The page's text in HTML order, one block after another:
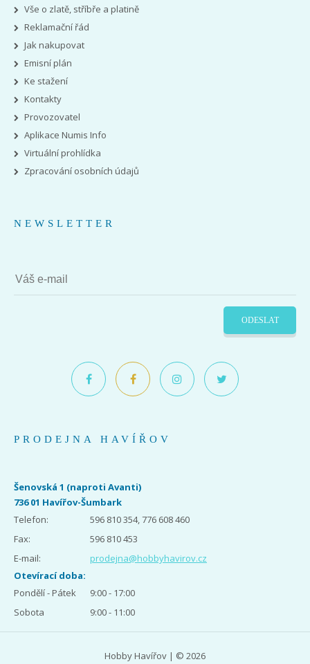
Vše o zlatě, stříbře a platině
Reklamační řád
Jak nakupovat
Emisní plán
Ke stažení
Kontakty
Provozovatel
Aplikace Numis Info
Virtuální prohlídka
Zpracování osobních údajů
NEWSLETTER
ODESLAT
PRODEJNA HAVÍŘOV
Šenovská 1 (naproti Avanti)
736 01 Havířov-Šumbark
Telefon:
596 810 354, 776 608 460
Fax:
596 810 453
E-mail:
prodejna@hobbyhavirov.cz
Otevírací doba:
Pondělí - Pátek
9:00 - 17:00
Sobota
9:00 - 11:00
Hobby Havířov | © 2026